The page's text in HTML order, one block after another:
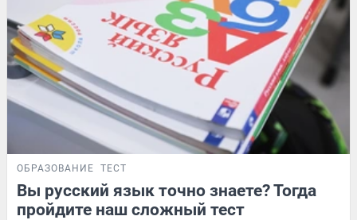
ОБРАЗОВАНИЕ ТЕСТ
Вы русский язык точно знаете? Тогда
пройдите наш сложный тест